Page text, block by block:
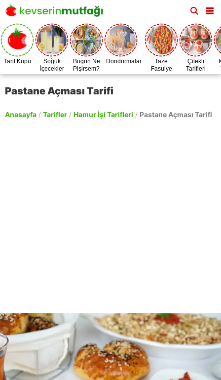
Tarif Küpü
Soğuk
İçecekler
Bugün Ne
Pişirsem?
Dondurmalar
Taze
Fasulye
Zamanı
Çilekli
Tarifleri
Pastane Açması Tarifi
Anasayfa / Tarifler / Hamur İşi Tarifleri / Pastane Açması Tarifi